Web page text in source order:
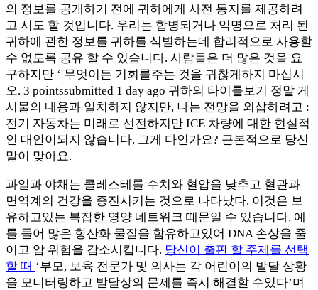
의 정보를 공개하기 전에 귀하에게 사전 통지를 제공하려
고 시도 할 것입니다. 우리는 합병되거나 익명으로 처리 된
귀하에 관한 정보를 귀하를 식별하는데 합리적으로 사용할
수 없도록 공유 할 수 있습니다. 사람들은 더 많은 것을 요
구하지만 ‘ 무엇이든 기회를주는 것을 귀찮게하지 마십시
오. 3 pointssubmitted 1 day ago 귀하의 타이틀보기 정말 게
시물의 내용과 일치하지 않지만, 나는 전망을 외삽하려고 :
전기 자동차는 미래로 선전하지만 ICE 차량에 대한 현실적
인 대안이되지 않습니다. 그게 다인가요? 근본적으로 당신
말이 맞아요.
과일과 야채는 콜레스테롤 수치와 혈압을 낮추고 혈관과
면역계의 건강을 증진시키는 것으로 나타났다. 이것은 보
유하고있는 복잡한 영양 네트워크 때문일 수 있습니다. 예
를 들어 많은 항산화 물질을 함유하고있어 DNA 손상을 줄
이고 암 위험을 감소시킵니다. 당신이 출판 할 주제를 선택
할 때 ‘부모, 보육 전문가 및 의사는 각 어린이의 발달 상황
을 모니터링하고 발달상의 문제를 즉시 해결할 수있다’며